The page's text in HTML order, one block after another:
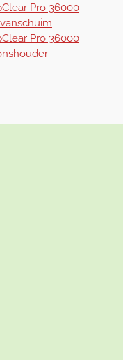
Pro 36000
Pro 36000